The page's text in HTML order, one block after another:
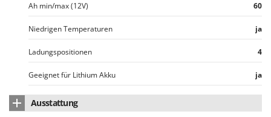
Wurstfüller
Zerstäuber
Zinkeneggen
Zubehör für Rasentraktoren
Lisam
Lotusgrill
M.A.I.BO.
Macom
Macte Ovens
Ah min/max (12V) 60
Niedrigen Temperaturen ja
Ladungspositionen 4
Geeignet für Lithium Akku ja
Ausstattung